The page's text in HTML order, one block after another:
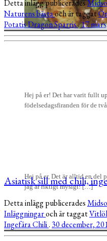
Hej på er! Det har varit fullt
födelsedagsfiranden för de
Detta inlägg publicerades
Naturens bästaoch är taggat
PotatisDragonSparris.17
Hej på er, Det är alltid en del
jag är riktigt mysigt! […]
Asiatisk sill med chili,
Detta inlägg publicerades
Inläggningaroch är taggat
IngefäraChili. 30 december,